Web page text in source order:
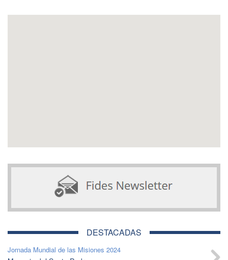
DESTACADAS
Jornada Mundial de las Misiones 2024